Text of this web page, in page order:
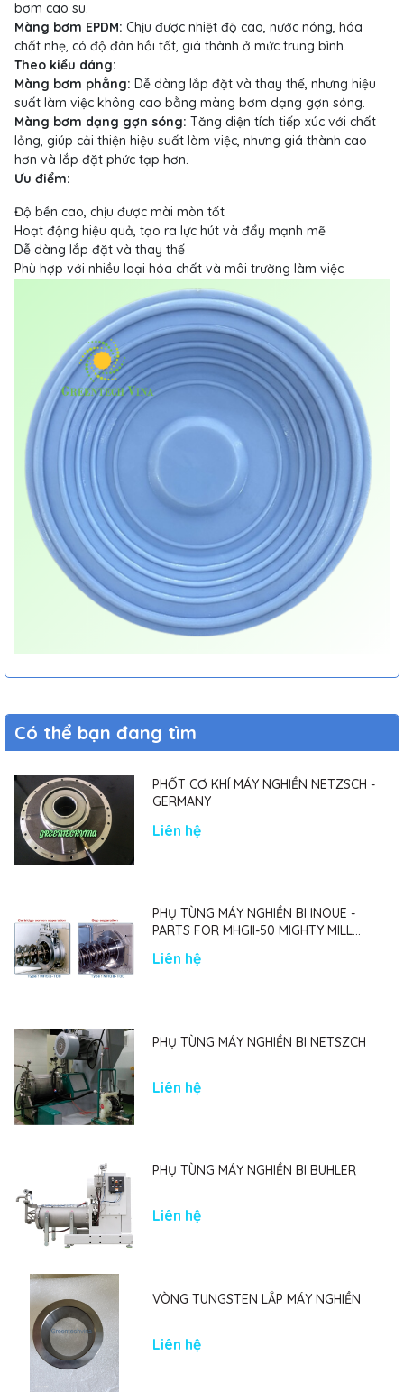
bơm cao su.
Màng bơm EPDM: Chịu được nhiệt độ cao, nước nóng, hóa
chất nhẹ, có độ đàn hồi tốt, giá thành ở mức trung bình.
Theo kiểu dáng:
Màng bơm phẳng: Dễ dàng lắp đặt và thay thế, nhưng hiệu
suất làm việc không cao bằng màng bơm dạng gợn sóng.
Màng bơm dạng gợn sóng: Tăng diện tích tiếp xúc với chất
lỏng, giúp cải thiện hiệu suất làm việc, nhưng giá thành cao
hơn và lắp đặt phức tạp hơn.
Ưu điểm:
Độ bền cao, chịu được mài mòn tốt
Hoạt động hiệu quả, tạo ra lực hút và đẩy mạnh mẽ
Dễ dàng lắp đặt và thay thế
Phù hợp với nhiều loại hóa chất và môi trường làm việc
Có thể bạn đang tìm
PHỐT CƠ KHÍ MÁY NGHIỀN NETZSCH -
GERMANY
Liên hệ
PHỤ TÙNG MÁY NGHIỀN BI INOUE -
PARTS FOR MHGII-50 MIGHTY MILL
Liên hệ
PHỤ TÙNG MÁY NGHIỀN BI NETSZCH
Liên hệ
PHỤ TÙNG MÁY NGHIỀN BI BUHLER
Liên hệ
VÒNG TUNGSTEN LẮP MÁY NGHIỀN
Liên hệ